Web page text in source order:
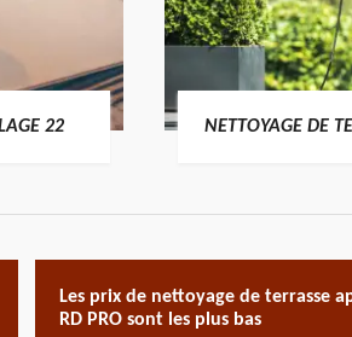
22 NETTOYAGE DE
Les prix de nettoyage de terrasse
RD PRO sont les plus bas